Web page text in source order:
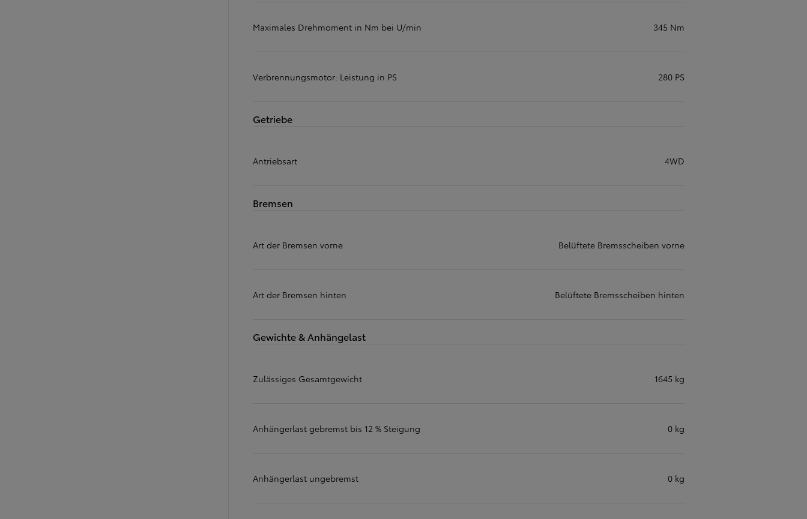
Maximales Drehmoment in Nm bei U/min 345 Nm
Verbrennungsmotor: Leistung in PS 280 PS
Getriebe
Antriebsart 4WD
Bremsen
Art der Bremsen vorne Belüftete Bremsscheiben vorne
Art der Bremsen hinten Belüftete Bremsscheiben hinten
Gewichte & Anhängelast
Zulässiges Gesamtgewicht 1645 kg
Anhängerlast gebremst bis 12 % Steigung 0 kg
Anhängerlast ungebremst 0 kg